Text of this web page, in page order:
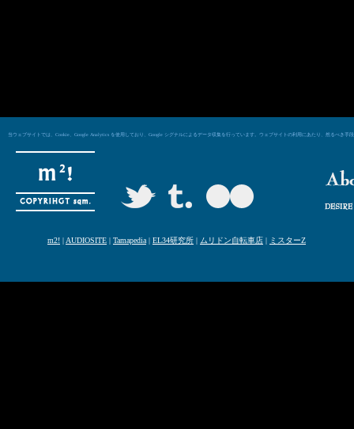
当ウェブサイトでは、Cookie、Google Analytics を使用しており、Google シグナルによるデータ収集を行っています。ウェブサイトの利用にあたり、然るべき
m2! | AUDIOSITE | Tamapedia | EL34研究所 | ムリドン自転車店 | ミスターZ